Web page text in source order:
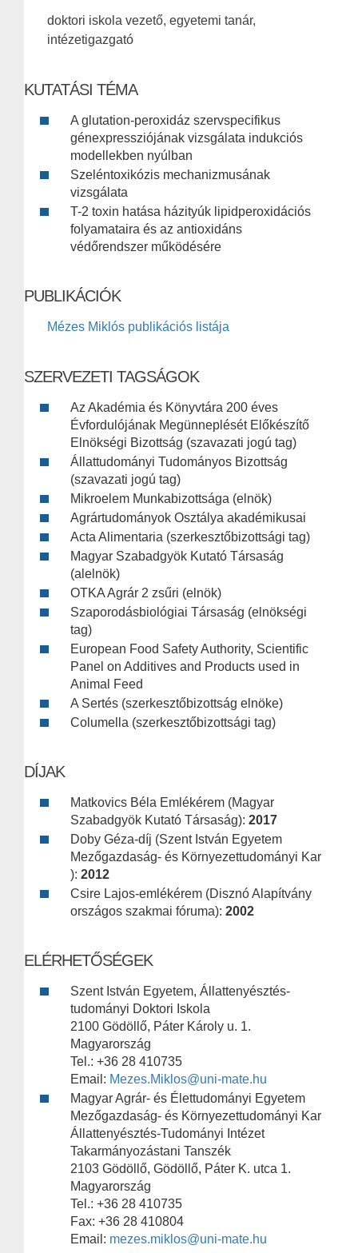
doktori iskola vezető, egyetemi tanár,
intézetigazgató
KUTATÁSI TÉMA
A glutation-peroxidáz szervspecifikus
génexpressziójának vizsgálata indukciós
modellekben nyúlban
Szeléntoxikózis mechanizmusának
vizsgálata
T-2 toxin hatása házityúk lipidperoxidációs
folyamataira és az antioxidáns
védőrendszer működésére
PUBLIKÁCIÓK
Mézes Miklós publikációs listája
SZERVEZETI TAGSÁGOK
Az Akadémia és Könyvtára 200 éves
Évfordulójának Megünneplését Előkészítő
Elnökségi Bizottság (szavazati jogú tag)
Állattudományi Tudományos Bizottság
(szavazati jogú tag)
Mikroelem Munkabizottsága (elnök)
Agrártudományok Osztálya akadémikusai
Acta Alimentaria (szerkesztőbizottsági tag)
Magyar Szabadgyök Kutató Társaság
(alelnök)
OTKA Agrár 2 zsűri (elnök)
Szaporodásbiológiai Társaság (elnökségi
tag)
European Food Safety Authority, Scientific
Panel on Additives and Products used in
Animal Feed
A Sertés (szerkesztőbizottság elnöke)
Columella (szerkesztőbizottsági tag)
DÍJAK
Matkovics Béla Emlékérem (Magyar
Szabadgyök Kutató Társaság): 2017
Doby Géza-díj (Szent István Egyetem
Mezőgazdaság- és Környezettudományi Kar
): 2012
Csire Lajos-emlékérem (Disznó Alapítvány
országos szakmai fóruma): 2002
ELÉRHETŐSÉGEK
Szent István Egyetem, Állattenyésztés-
tudományi Doktori Iskola
2100 Gödöllő, Páter Károly u. 1.
Magyarország
Tel.: +36 28 410735
Email: Mezes.Miklos@uni-mate.hu
Magyar Agrár- és Élettudományi Egyetem
Mezőgazdaság- és Környezettudományi Kar
Állattenyésztés-Tudományi Intézet
Takarmányozástani Tanszék
2103 Gödöllő, Gödöllő, Páter K. utca 1.
Magyarország
Tel.: +36 28 410735
Fax: +36 28 410804
Email: mezes.miklos@uni-mate.hu